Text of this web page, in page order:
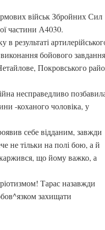
військ Збройних Сил
частини А4030.
результаті
бойового
Покровського
несправедливо
-коханого чоловіка, у
себе відданим, завжди
не тільки на полі бою, а й
що йому важко, а
Тарас назавжди
захищати